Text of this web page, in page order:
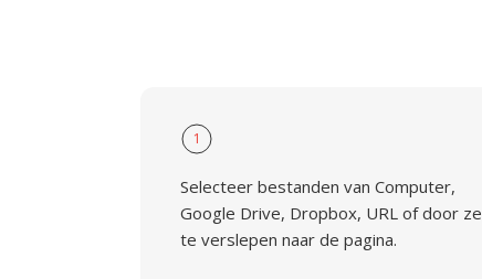
1
Selecteer bestanden van Computer,
Google Drive, Dropbox, URL of door ze
te verslepen naar de pagina.